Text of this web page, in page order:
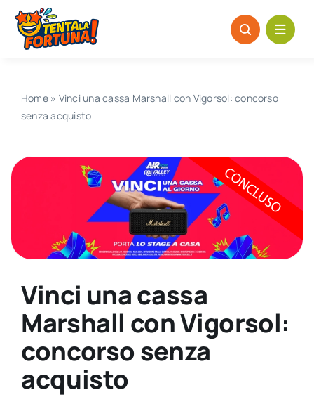
Salta
contenuto
Home» Vinci una cassa Marshall con Vigorsol: concorso
senza acquisto
Vinci una cassa
Marshall con Vigorsol:
concorso senza
acquisto